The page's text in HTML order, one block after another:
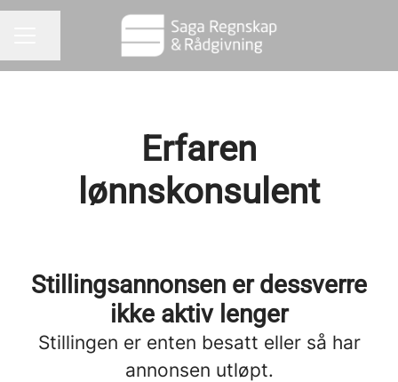
Erfaren
lønnskonsulent
Stillingsannonsen er dessverre
ikke aktiv lenger
Stillingen er enten besatt eller så har
annonsen utløpt.